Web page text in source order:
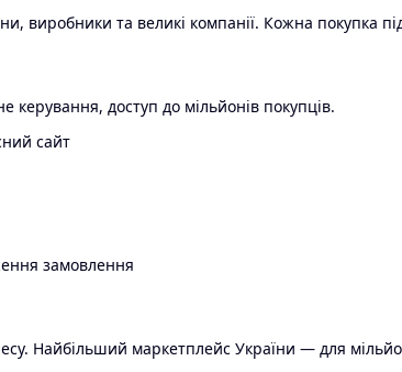
виробники та великі компанії. Кожна покупка
керування, доступ до мільйонів покупців.
сайт
замовлення
Найбільший маркетплейс України — для